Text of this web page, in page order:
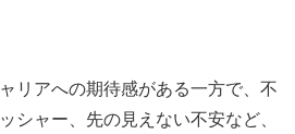
リアへの期待感がある一方で、不
シャー、先の見えない不安など、